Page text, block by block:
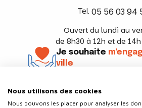
Tel. 05 56 03 94
Ouvert du lundi au
de 8h30 à 12h et de
Je souhaite
ville
Nous utilisons des cookies
Nous pouvons les placer pour analyser les